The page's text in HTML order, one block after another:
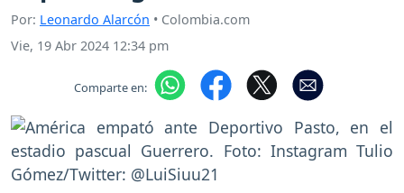
Por: Leonardo Alarcón • Colombia.com
Vie, 19 Abr 2024 12:34 pm
Comparte en: